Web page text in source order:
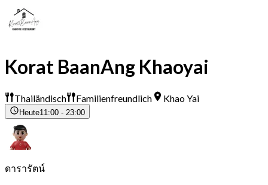
Korat BaanAng Khaoyai
Thailändisch Familienfreundlich Khao Yai
Heute11:00 - 23:00
ดารารัตน์